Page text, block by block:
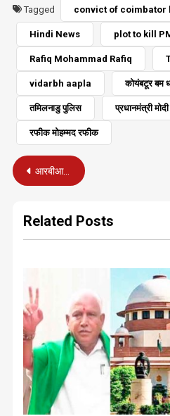
Tagged convict of coimbator
Hindi News plot to kill
Rafiq Mohammad Rafiq
vidarbh aapla कोयंबटूर बम
तमिलनाडु पुलिस प्रधानमंत्री
रफीक मोहम्मद रफीक
Post
आरबीआई के पूर्व गवर्नर रघुराम राजन बन सकते हैं बैंक ऑफ इंग्लैंड के प्रमुख
Related Posts